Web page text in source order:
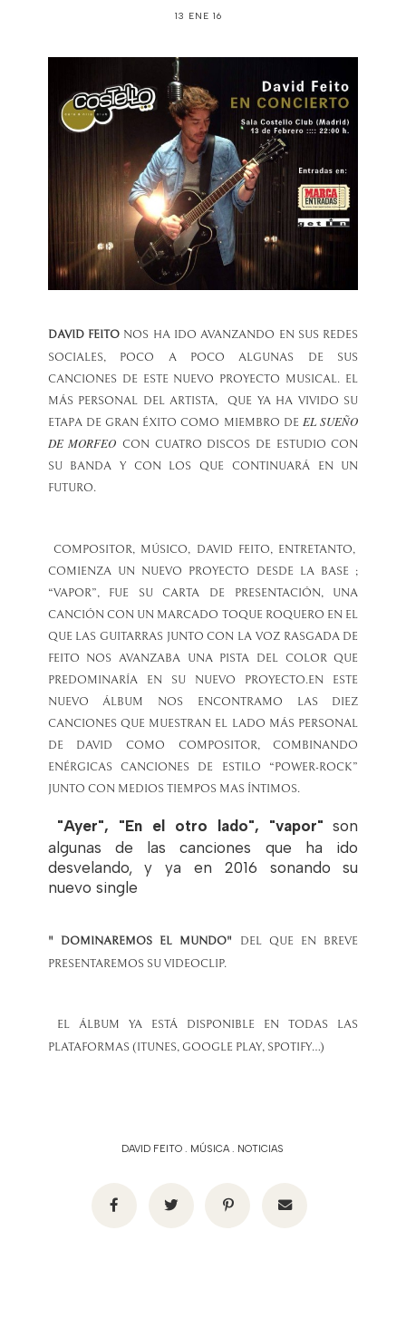
13 ENE 16
DAVID FEITO NOS HA IDO AVANZANDO EN SUS REDES
SOCIALES, POCO A POCO ALGUNAS DE SUS
CANCIONES DE ESTE NUEVO PROYECTO MUSICAL. EL
MÁS PERSONAL DEL ARTISTA, QUE YA HA VIVIDO SU
ETAPA DE GRAN ÉXITO COMO MIEMBRO DE EL SUEÑO
DE MORFEO CON CUATRO DISCOS DE ESTUDIO CON
SU BANDA Y CON LOS QUE CONTINUARÁ EN UN
FUTURO.
COMPOSITOR, MÚSICO, DAVID FEITO, ENTRETANTO,
COMIENZA UN NUEVO PROYECTO DESDE LA BASE ;
“VAPOR”, FUE SU CARTA DE PRESENTACIÓN, UNA
CANCIÓN CON UN MARCADO TOQUE ROQUERO EN EL
QUE LAS GUITARRAS JUNTO CON LA VOZ RASGADA DE
FEITO NOS AVANZABA UNA PISTA DEL COLOR QUE
PREDOMINARÍA EN SU NUEVO PROYECTO.EN ESTE
NUEVO ÁLBUM NOS ENCONTRAMO LAS DIEZ
CANCIONES QUE MUESTRAN EL LADO MÁS PERSONAL
DE DAVID COMO COMPOSITOR, COMBINANDO
ENÉRGICAS CANCIONES DE ESTILO “POWER-ROCK”
JUNTO CON MEDIOS TIEMPOS MAS ÍNTIMOS.
"Ayer", "En el otro lado", "vapor" son
algunas de las canciones que ha ido
desvelando, y ya en 2016 sonando su
nuevo single
" DOMINAREMOS EL MUNDO"
DEL QUE EN BREVE
PRESENTAREMOS SU VIDEOCLIP.
EL ÁLBUM YA ESTÁ DISPONIBLE EN TODAS LAS
PLATAFORMAS (ITUNES, GOOGLE PLAY, SPOTIFY…)
DAVID FEITO . MÚSICA. NOTICIAS